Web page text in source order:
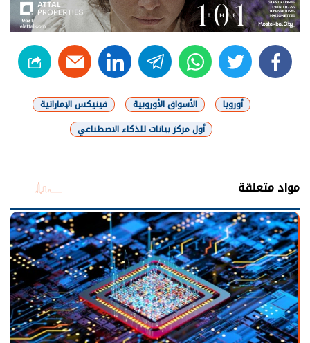
facebook
twitter
whats
telegram
linkedin
أوروبا الأسواق الأوروبية
فينيكس الإماراتية
أول مركز بيانات للذكاء الاصطناعي
مواد متعلقة